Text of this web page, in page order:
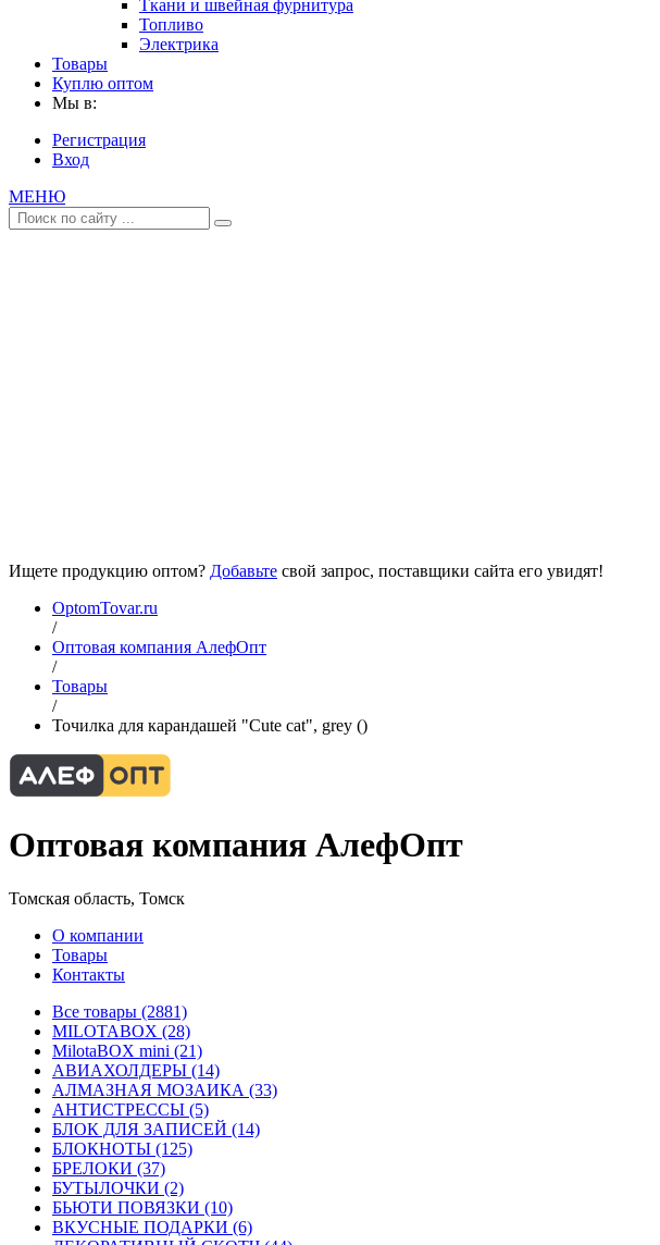
Ткани и швейная фурнитура
Топливо
Электрика
Товары
Куплю оптом
Мы в:
Регистрация
Вход
МЕНЮ
Ищете продукцию оптом? Добавьте свой запрос, поставщики сайта его увидят!
OptomTovar.ru
/
Оптовая компания АлефОпт
/
Товары
/
Точилка для карандашей "Cute cat", grey ()
Оптовая компания АлефОпт
Томская область, Томск
О компании
Товары
Контакты
Все товары (2881)
MILOTABOX (28)
MilotaBOX mini (21)
АВИАХОЛДЕРЫ (14)
АЛМАЗНАЯ МОЗАИКА (33)
АНТИСТРЕССЫ (5)
БЛОК ДЛЯ ЗАПИСЕЙ (14)
БЛОКНОТЫ (125)
БРЕЛОКИ (37)
БУТЫЛОЧКИ (2)
БЬЮТИ ПОВЯЗКИ (10)
ВКУСНЫЕ ПОДАРКИ (6)